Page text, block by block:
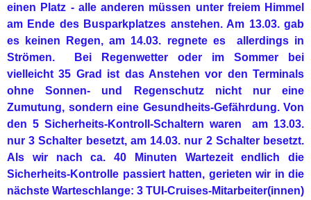
einen Platz - alle anderen müssen unter freiem Himmel
am Ende des Busparkplatzes anstehen. Am 13.03. gab
es keinen Regen, am 14.03. regnete es allerdings in
Strömen. Bei Regenwetter oder im Sommer bei
vielleicht 35 Grad ist das Anstehen vor den Terminals
ohne Sonnen- und Regenschutz nicht nur eine
Zumutung, sondern eine Gesundheits-Gefährdung. Von
den 5 Sicherheits-Kontroll-Schaltern waren am 13.03.
nur 3 Schalter besetzt, am 14.03. nur 2 Schalter besetzt.
Als wir nach ca. 40 Minuten Wartezeit endlich die
Sicherheits-Kontrolle passiert hatten, gerieten wir in die
nächste Warteschlange: 3 TUI-Cruises-Mitarbeiter(innen)